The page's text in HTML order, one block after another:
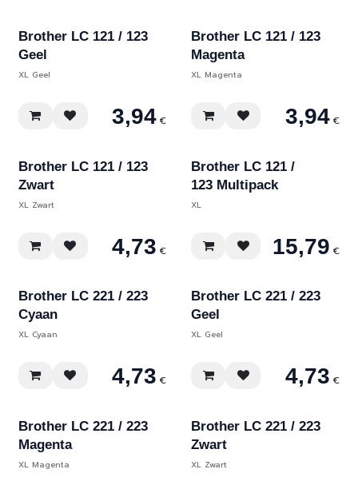
Brother LC 121 / 123
Geel
XL Geel
3,94 €
Brother LC 121 / 123
Magenta
XL Magenta
3,94€
Brother LC 121 / 123
Zwart
XL Zwart
4,73 €
Brother LC 121 /
123 Multipack
XL
15,79 €
Brother LC 221 / 223
Cyaan
XL Cyaan
4,73 €
Brother LC 221 / 223
Geel
XL Geel
4,73 €
Brother LC 221 / 223
Magenta
XL Magenta
Brother LC 221 / 223
Zwart
XL Zwart